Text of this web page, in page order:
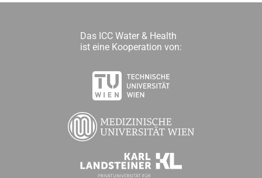
Das ICC Water & Health
ist eine Kooperation von: